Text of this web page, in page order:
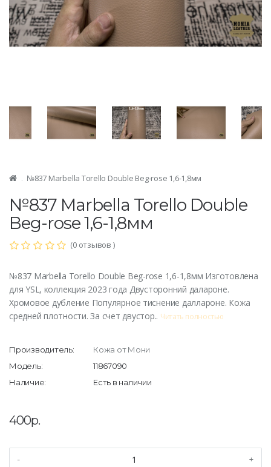
№837 Marbella Torello Double Beg-rose 1,6-1,8мм
№837 Marbella Torello Double
Beg-rose 1,6-1,8мм
(0 отзывов )
№837 Marbella Torello Double Beg-rose 1,6-1,8мм Изготовлена
для YSL, коллекция 2023 года Двусторонний далароне.
Хромовое дубление Популярное тиснение даллароне. Кожа
средней плотности. За счет двустор.. Читать полностью
Производитель:
Кожа от Мони
Модель:
11867090
Наличие:
Есть в наличии
400р.
- +